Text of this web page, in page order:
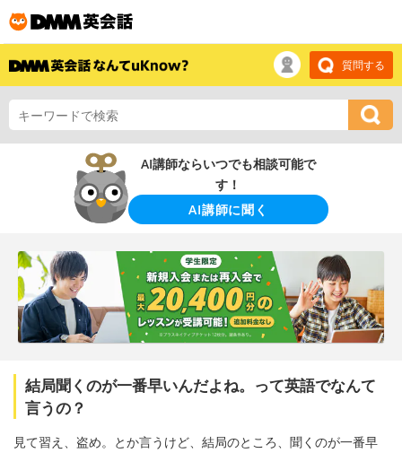
質問する
AI講師ならいつでも相談可能で
す！
AI講師に聞く
結局聞くのが一番早いんだよね。って英語でなんて
言うの？
見て習え、盗め。とか言うけど、結局のところ、聞くのが一番早